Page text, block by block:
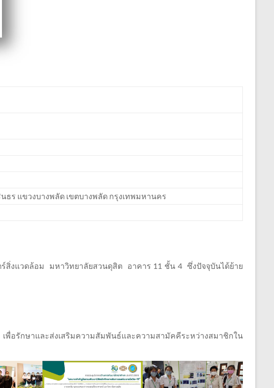
ร แขวงบางพลัด เขตบางพลัด กรุงเทพมหานคร
สิ่งแวดล้อม มหาวิทยาลัยสวนดุสิต อาคาร 11 ชั้น 4 ซึ่งปัจจุบันได้ย้าย
อรักษาและส่งเสริมความสัมพันธ์และความสามัคคีระหว่างสมาชิกใน